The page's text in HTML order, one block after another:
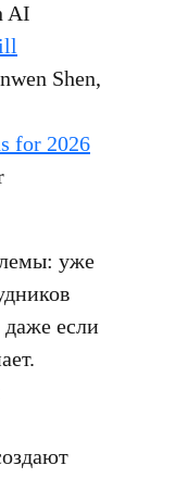
AI
Shen,
for 2026
уже
если